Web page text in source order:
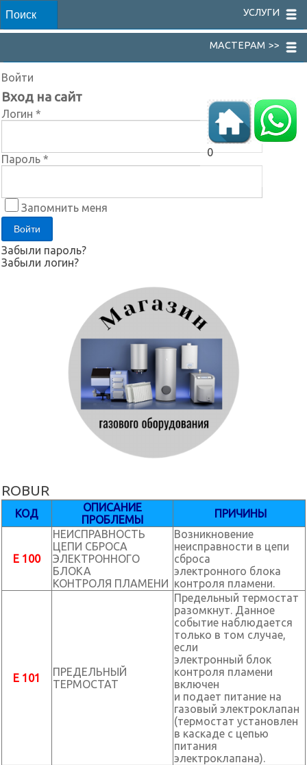
УСЛУГИ
МАСТЕРАМ >>
0
Войти
Вход на сайт
Логин *
Пароль *
Запомнить меня
Забыли пароль?
Забыли логин?
ROBUR
КОД
ОПИСАНИЕ
ПРОБЛЕМЫ
ПРИЧИНЫ
E 100
НЕИСПРАВНОСТЬ
ЦЕПИ СБРОСА
ЭЛЕКТРОННОГО
БЛОКА
КОНТРОЛЯ ПЛАМЕНИ
Возникновение
неисправности в цепи
сброса
электронного блока
контроля пламени.
E 101
ПРЕДЕЛЬНЫЙ
ТЕРМОСТАТ
Предельный термостат
разомкнут. Данное
событие наблюдается
только в том случае,
если
электронный блок
контроля пламени
включен
и подает питание на
газовый электроклапан
(термостат установлен
в каскаде с цепью
питания
электроклапана).